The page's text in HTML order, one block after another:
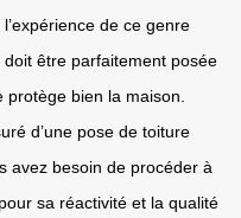
de ce genre
être parfaitement posée
protège bien la maison.
d’une pose de toiture
avez besoin de procéder à
sa réactivité et la qualité